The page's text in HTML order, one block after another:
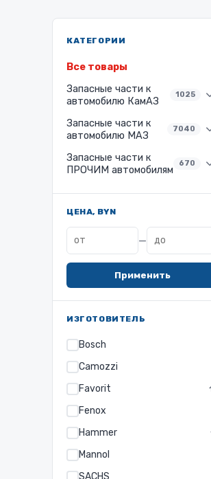
КАТЕГОРИИ
Все товары
Запасные части к
автомобилю КамАЗ
1025
Запасные части к
автомобилю МАЗ
7040
Запасные части к
ПРОЧИМ автомобилям
670
ЦЕНА, BYN
—
Применить
ИЗГОТОВИТЕЛЬ
Bosch
Camozzi
Favorit
Fenox
Hammer
Mannol
SACHS